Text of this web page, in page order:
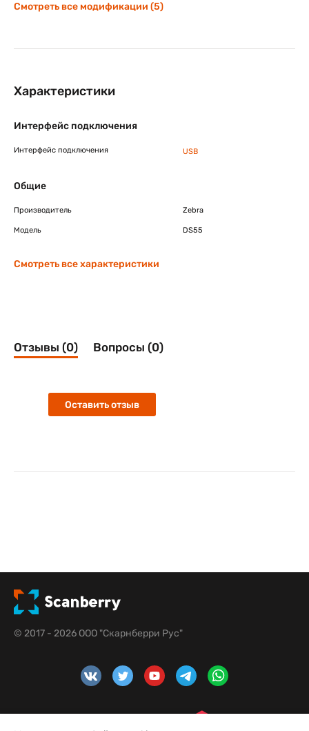
Смотреть все модификации (5)
Характеристики
Интерфейс подключения
Интерфейс подключения USB
Общие
Производитель Zebra
Модель DS55
Смотреть все характеристики
Отзывы (0) Вопросы (0)
Оставить отзыв
© 2017 - 2026 ООО "Скарнберри Рус"